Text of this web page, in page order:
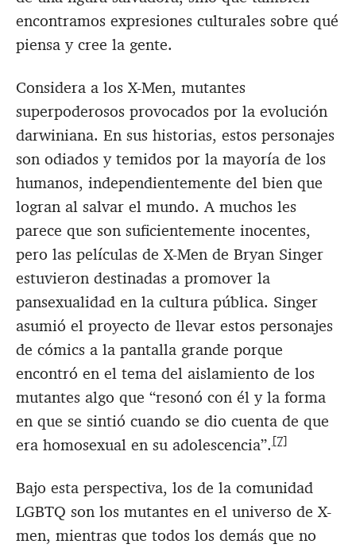
encontramos expresiones culturales sobre qué
piensa y cree la gente.
Considera a los X-Men, mutantes
superpoderosos provocados por la evolución
darwiniana. En sus historias, estos personajes
son odiados y temidos por la mayoría de los
humanos, independientemente del bien que
logran al salvar el mundo. A muchos les
parece que son suficientemente inocentes,
pero las películas de X-Men de Bryan Singer
estuvieron destinadas a promover la
pansexualidad en la cultura pública. Singer
asumió el proyecto de llevar estos personajes
de cómics a la pantalla grande porque
encontró en el tema del aislamiento de los
mutantes algo que “resonó con él y la forma
en que se sintió cuando se dio cuenta de que
era homosexual en su adolescencia”. [7]
Bajo esta perspectiva, los de la comunidad
LGBTQ son los mutantes en el universo de X-
men, mientras que todos los demás que no